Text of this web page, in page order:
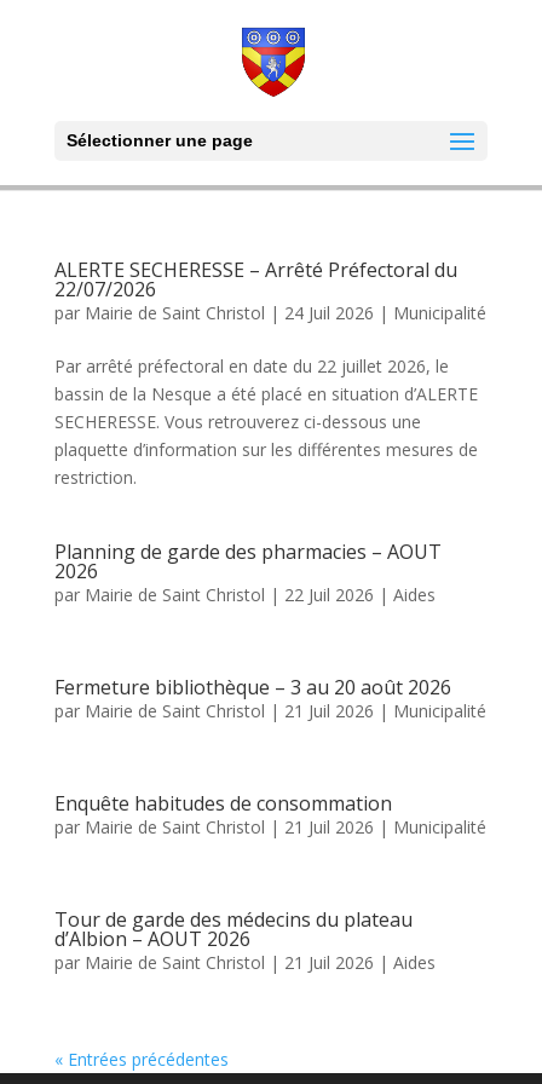
Sélectionner une page
ALERTE SECHERESSE – Arrêté Préfectoral du
22/07/2026
par Mairie de Saint Christol | 24 Juil 2026 | Municipalité
Par arrêté préfectoral en date du 22 juillet 2026, le
bassin de la Nesque a été placé en situation d’ALERTE
SECHERESSE. Vous retrouverez ci-dessous une
plaquette d’information sur les différentes mesures de
restriction.
Planning de garde des pharmacies – AOUT
2026
par Mairie de Saint Christol | 22 Juil 2026 | Aides
Fermeture bibliothèque – 3 au 20 août 2026
par Mairie de Saint Christol | 21 Juil 2026 | Municipalité
Enquête habitudes de consommation
par Mairie de Saint Christol | 21 Juil 2026 | Municipalité
Tour de garde des médecins du plateau
d’Albion – AOUT 2026
par Mairie de Saint Christol | 21 Juil 2026 | Aides
« Entrées précédentes